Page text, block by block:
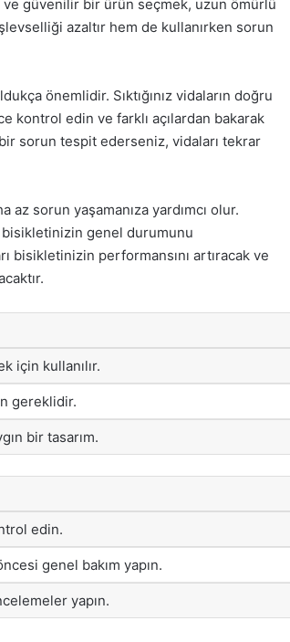
ve güvenilir bir ürün seçmek, uzun ömürlü
azaltır hem de kullanırken sorun
önemlidir. Sıktığınız vidaların doğru
kontrol edin ve farklı açılardan bakarak
sorun tespit ederseniz, vidaları tekrar
az sorun yaşamanıza yardımcı olur.
bisikletinizin genel durumunu
bisikletinizin performansını artıracak ve
için kullanılır.
gereklidir.
bir tasarım.
edin.
genel bakım yapın.
yapın.